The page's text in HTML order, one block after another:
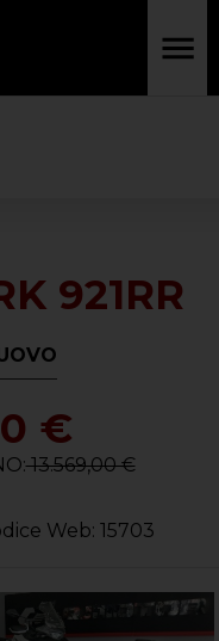
Web: 15703
921RR
€
13.569,00 €